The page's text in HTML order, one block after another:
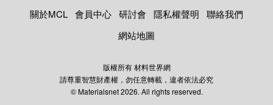
關於MCL 會員中心 研討會 隱私權聲明
聯絡我們
網站地圖
版權所有 材料世界網
請尊重智慧財產權，勿任意轉載，違者依法必究
© Materialsnet 2026. All rights reserved.